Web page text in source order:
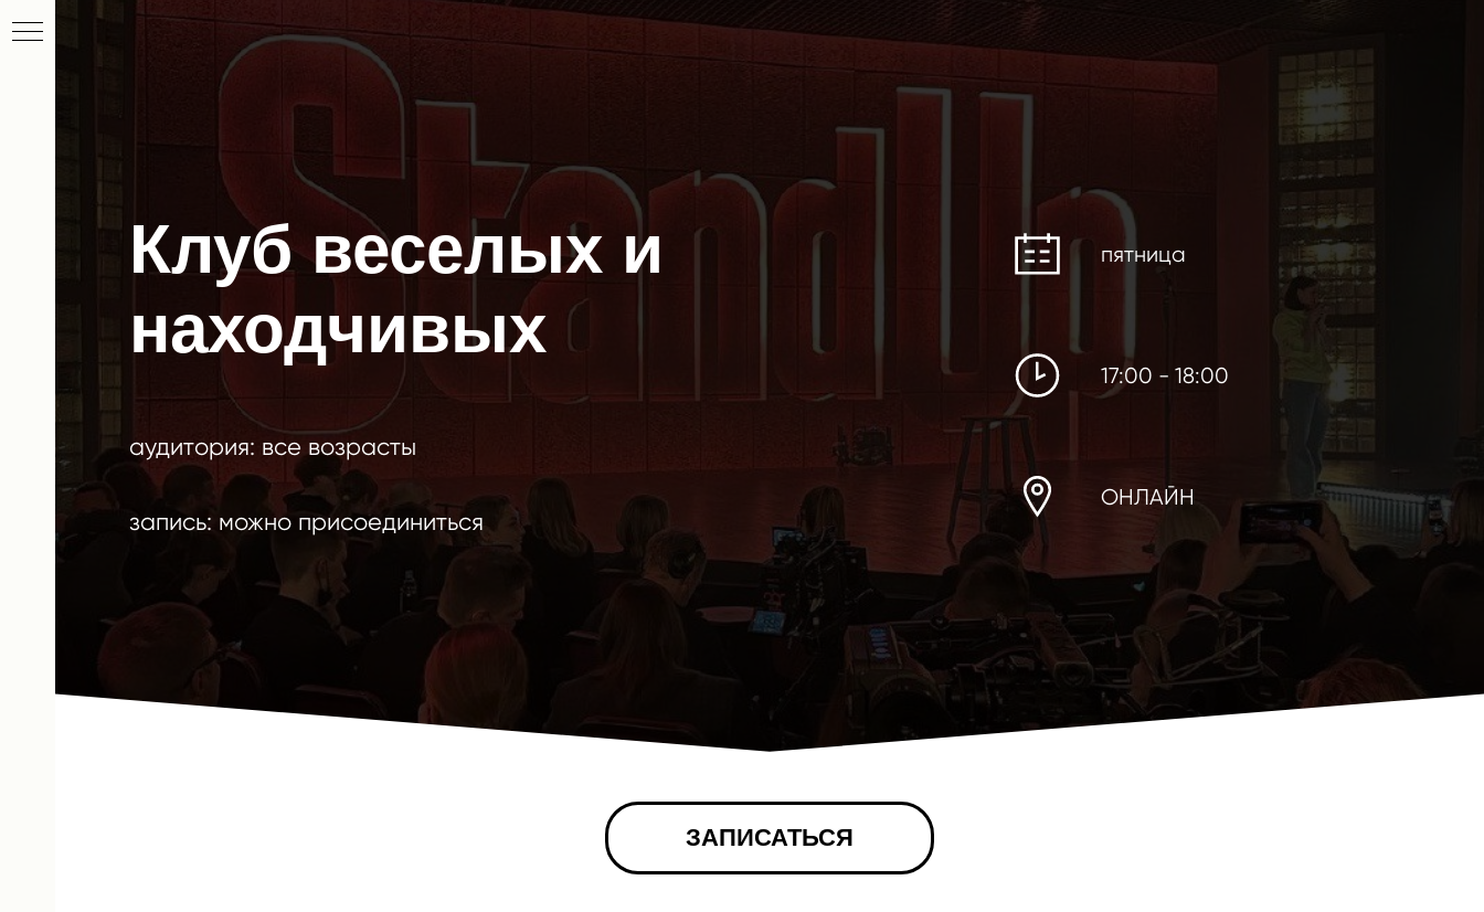
Клуб веселых и
находчивых
аудитория: все возрасты
запись: можно присоединиться
пятница
17:00 - 18:00
ОНЛАЙН
ЗАПИСАТЬСЯ